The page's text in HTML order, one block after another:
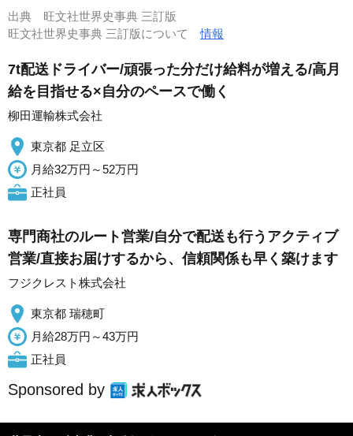
出典 旺文社世界史事典 三訂版
旺文社世界史事典 三訂版について情報
7t配送ドライバー/頑張った分だけ給料が増える/高月
給を目指せる×自分のペースで働く
柳田運輸株式会社
東京都 足立区
月給32万円～52万円
正社員
専門商社のルート営業/自分で配送も行うアクティブ
営業/直接お届けするから、信頼関係も早く築けます
フジクレスト株式会社
東京都 瑞穂町
月給28万円～43万円
正社員
Sponsored by